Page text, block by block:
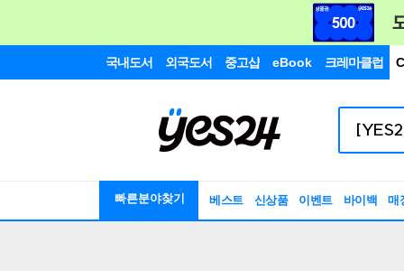
국내도서 외국도서 중고샵 eBook 크레마클럽
빠른분야찾기 베스트 신상품 이벤트 바이백 매